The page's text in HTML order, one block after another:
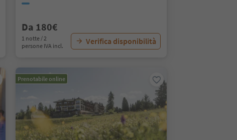
Da 180€
1 notte / 2
persone IVA incl.
Verifica disponibilità
Prenotabile online